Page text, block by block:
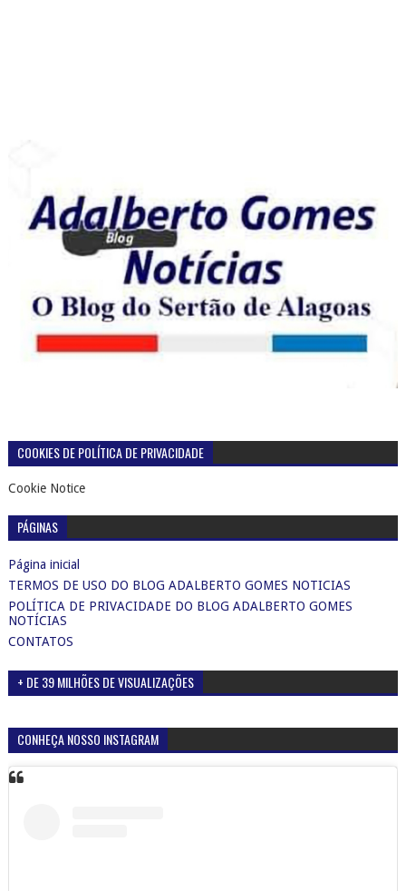
COOKIES DE POLÍTICA DE PRIVACIDADE
Cookie Notice
PÁGINAS
Página inicial
TERMOS DE USO DO BLOG ADALBERTO GOMES NOTICIAS
POLÍTICA DE PRIVACIDADE DO BLOG ADALBERTO GOMES
NOTÍCIAS
CONTATOS
+ DE 39 MILHÕES DE VISUALIZAÇÕES
CONHEÇA NOSSO INSTAGRAM